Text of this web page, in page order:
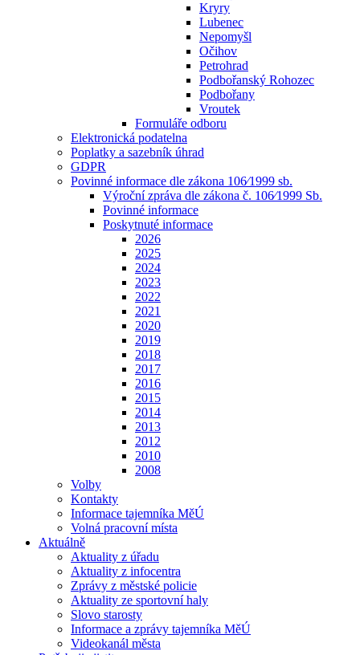
Kryry
Lubenec
Nepomyšl
Očihov
Petrohrad
Podbořanský Rohozec
Podbořany
Vroutek
Formuláře odboru
Elektronická podatelna
Poplatky a sazebník úhrad
GDPR
Povinné informace dle zákona 106⁄1999 sb.
Výroční zpráva dle zákona č. 106⁄1999 Sb.
Povinné informace
Poskytnuté informace
2026
2025
2024
2023
2022
2021
2020
2019
2018
2017
2016
2015
2014
2013
2012
2010
2008
Volby
Kontakty
Informace tajemníka MěÚ
Volná pracovní místa
Aktuálně
Aktuality z úřadu
Aktuality z infocentra
Zprávy z městské policie
Aktuality ze sportovní haly
Slovo starosty
Informace a zprávy tajemníka MěÚ
Videokanál města